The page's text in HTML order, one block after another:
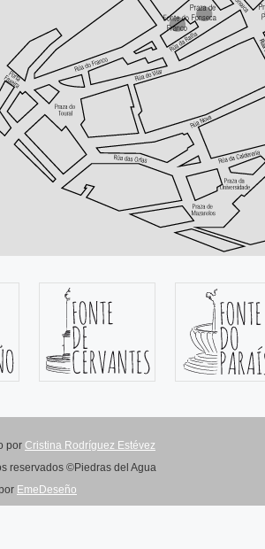
por Cristina Rodríguez Estévez
reservados ©Piedras del Agua
EmeDeseño